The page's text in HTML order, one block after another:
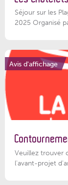
Séjour sur les
2025 Organisé
Avis d'affichage
Veuillez trouver
l'avant-projet